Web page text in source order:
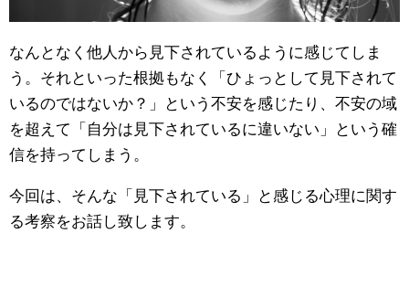
なんとなく他人から見下されているように感じてしま
う。それといった根拠もなく「ひょっとして見下されて
いるのではないか？」という不安を感じたり、不安の域
を超えて「自分は見下されているに違いない」という確
信を持ってしまう。
今回は、そんな「見下されている」と感じる心理に関す
る考察をお話し致します。